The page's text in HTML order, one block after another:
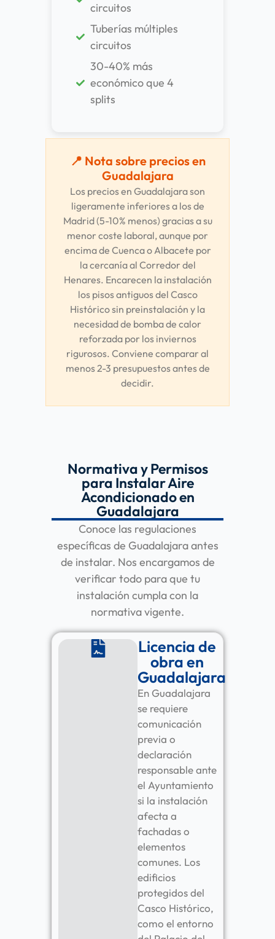
circuitos
Tuberías múltiples
circuitos
30-40% más
económico que 4
splits
📍 Nota sobre precios en
Guadalajara
Los precios en Guadalajara son
ligeramente inferiores a los de
Madrid (5-10% menos) gracias a su
menor coste laboral, aunque por
encima de Cuenca o Albacete por
la cercanía al Corredor del
Henares. Encarecen la instalación
los pisos antiguos del Casco
Histórico sin preinstalación y la
necesidad de bomba de calor
reforzada por los inviernos
rigurosos. Conviene comparar al
menos 2-3 presupuestos antes de
decidir.
Normativa y Permisos
para Instalar Aire
Acondicionado en
Guadalajara
Conoce las regulaciones
específicas de Guadalajara antes
de instalar. Nos encargamos de
verificar todo para que tu
instalación cumpla con la
normativa vigente.
Licencia de
obra en
Guadalajara
En Guadalajara
se requiere
comunicación
previa o
declaración
responsable ante
el Ayuntamiento
si la instalación
afecta a
fachadas o
elementos
comunes. Los
edificios
protegidos del
Casco Histórico,
como el entorno